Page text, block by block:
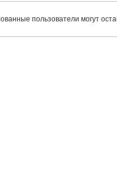
пользователи могут